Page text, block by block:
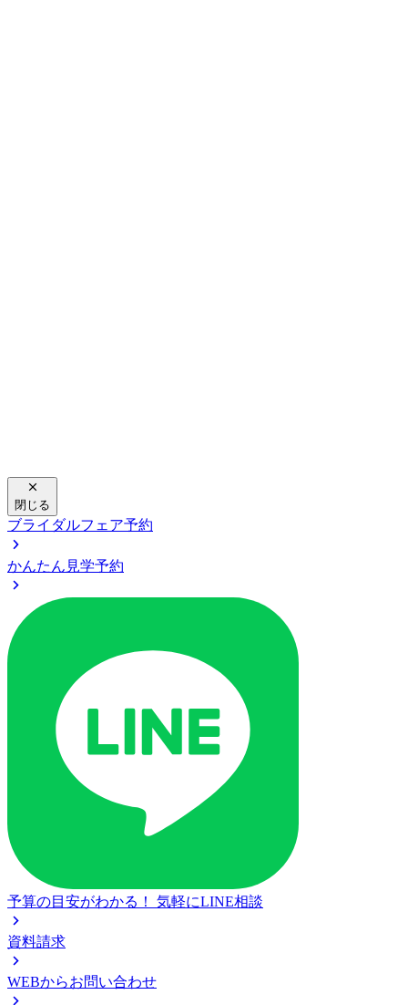
閉じる
ブライダルフェア予約
かんたん見学予約
予算の目安がわかる！ 気軽にLINE相談
資料請求
WEBからお問い合わせ